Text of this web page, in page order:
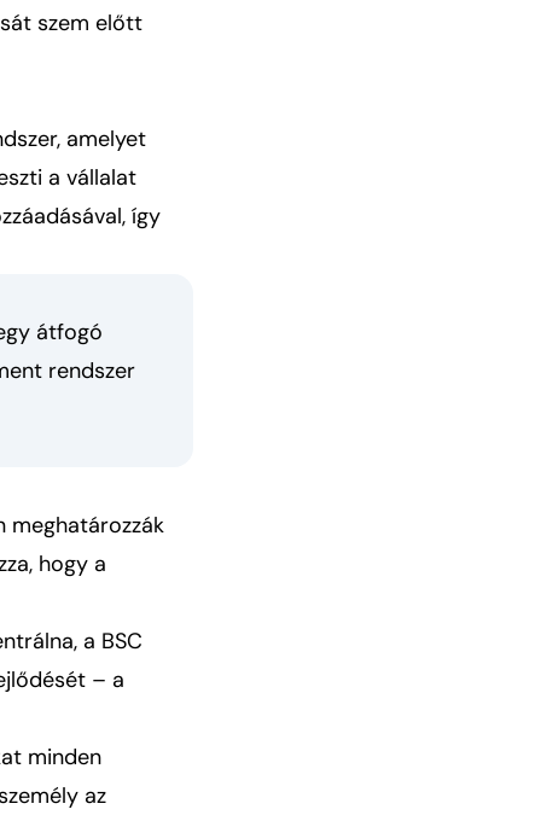
szem előtt
amelyet
a vállalat
így
átfogó
rendszer
meghatározzák
hogy a
a BSC
– a
minden
az